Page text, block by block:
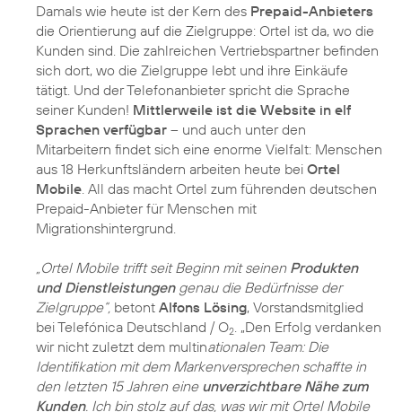
Damals wie heute ist der Kern des Prepaid-Anbieters
die Orientierung auf die Zielgruppe: Ortel ist da, wo die
Kunden sind. Die zahlreichen Vertriebspartner befinden
sich dort, wo die Zielgruppe lebt und ihre Einkäufe
tätigt. Und der Telefonanbieter spricht die Sprache
seiner Kunden! Mittlerweile ist die Website in elf
Sprachen verfügbar – und auch unter den
Mitarbeitern findet sich eine enorme Vielfalt: Menschen
aus 18 Herkunftsländern arbeiten heute bei Ortel
Mobile . All das macht Ortel zum führenden deutschen
Prepaid-Anbieter für Menschen mit
Migrationshintergrund.
„Ortel Mobile trifft seit Beginn mit seinen Produkten
und Dienstleistungengenau die Bedürfnisse der
Zielgruppe“, betont Alfons Lösing, Vorstandsmitglied
bei Telefónica Deutschland / O2 . „Den Erfolg verdanken
wir nicht zuletzt dem multinationalen Team: Die
Identifikation mit dem Markenversprechen schaffte in
den letzten 15 Jahren eine unverzichtbare Nähe zum
Kunden. Ich bin stolz auf das, was wir mit Ortel Mobile